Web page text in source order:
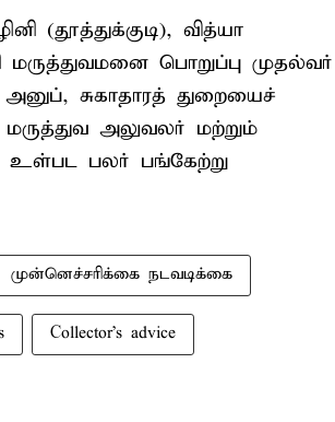
(தூத்துக்குடி), வித்யா
மருத்துவமனை பொறுப்பு முதல்வர்
சுகாதாரத் துறையைச்
அலுவலர் மற்றும்
உள்பட பலர் பங்கேற்று
முன்னெச்சரிக்கை நடவடிக்கை
Collector's advice